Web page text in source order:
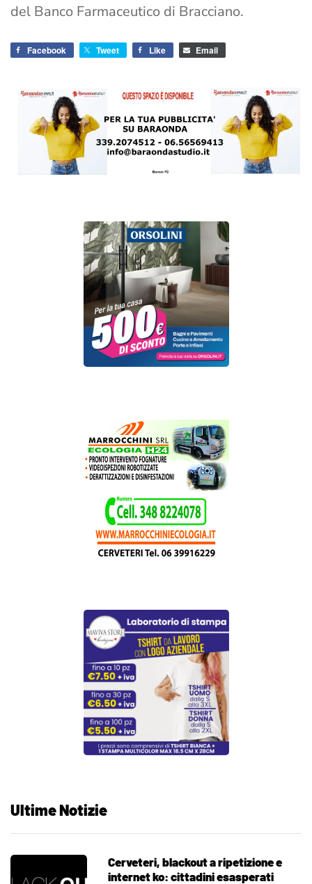
del Banco Farmaceutico di Bracciano.
Facebook Tweet Like Email
Ultime Notizie
Cerveteri, blackout a ripetizione e
internet ko: cittadini esasperati